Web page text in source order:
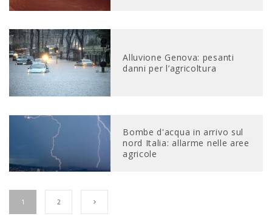
Alluvione Genova: pesanti
danni per l’agricoltura
Bombe d'acqua in arrivo sul
nord Italia: allarme nelle aree
agricole
1 2